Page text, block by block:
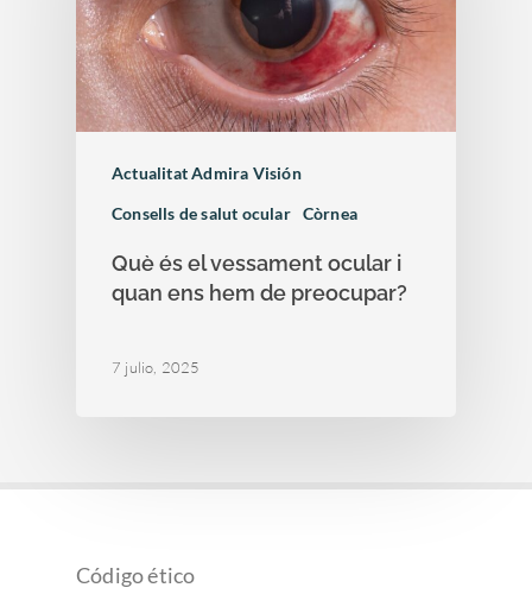
Actualitat Admira Visión
Consells de salut ocular Còrnea
Què és el vessament ocular i
quan ens hem de preocupar?
7 julio, 2025
Código ético